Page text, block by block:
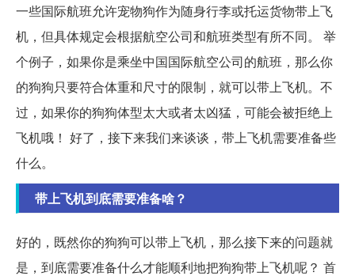
一些国际航班允许宠物狗作为随身行李或托运货物带上飞
机，但具体规定会根据航空公司和航班类型有所不同。 举
个例子，如果你是乘坐中国国际航空公司的航班，那么你
的狗狗只要符合体重和尺寸的限制，就可以带上飞机。不
过，如果你的狗狗体型太大或者太凶猛，可能会被拒绝上
飞机哦！ 好了，接下来我们来谈谈，带上飞机需要准备些
什么。
带上飞机到底需要准备啥？
好的，既然你的狗狗可以带上飞机，那么接下来的问题就
是，到底需要准备什么才能顺利地把狗狗带上飞机呢？ 首